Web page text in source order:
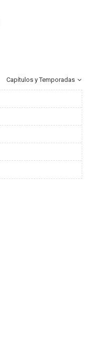
Capítulos y Temporadas